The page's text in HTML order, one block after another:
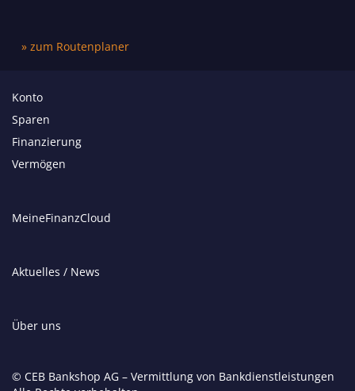
» zum Routenplaner
Konto
Sparen
Finanzierung
Vermögen
MeineFinanzCloud
Aktuelles / News
Über uns
© CEB Bankshop AG – Vermittlung von Bankdienstleistungen